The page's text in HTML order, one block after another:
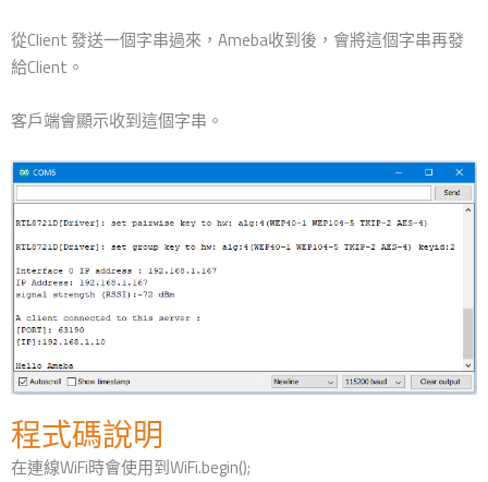
從Client 發送一個字串過來，Ameba收到後，會將這個字串再發
給Client。
客戶端會顯示收到這個字串。
程式碼說明
在連線WiFi時會使用到WiFi.begin();